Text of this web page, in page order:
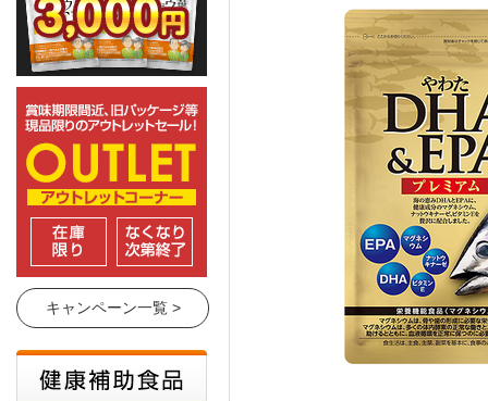
キャンペーン一覧 >